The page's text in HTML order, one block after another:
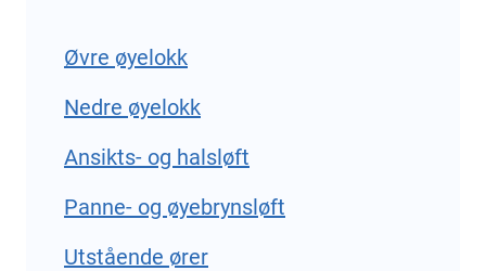
Øvre øyelokk
Nedre øyelokk
Ansikts- og halsløft
Panne- og øyebrynsløft
Utstående ører